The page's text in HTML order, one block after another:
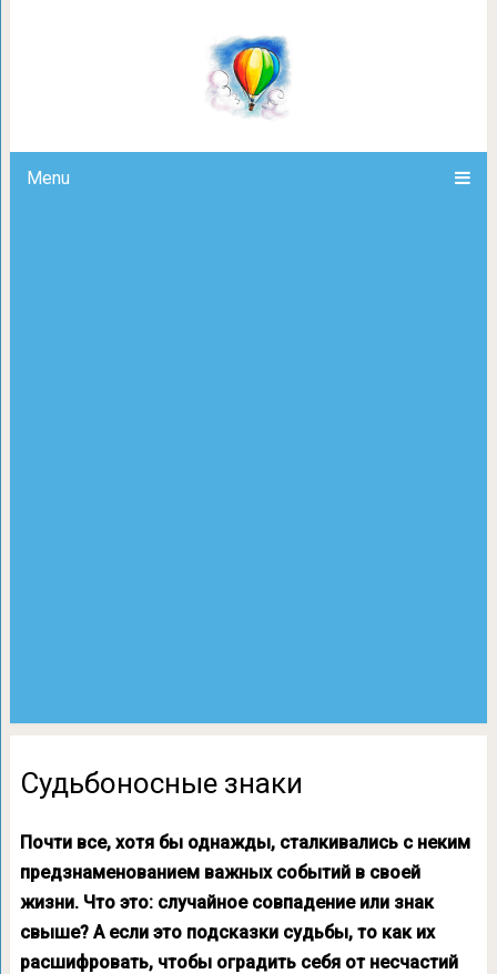
Menu
Cудьбоносные знаки
Почти все, хотя бы однажды, сталкивались с неким
предзнаменованием важных событий в своей
жизни. Что это: случайное совпадение или знак
свыше? А если это подсказки судьбы, то как их
расшифровать, чтобы оградить себя от несчастий